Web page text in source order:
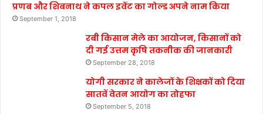
प्रणब और शिबनाथ ने कपल इवेंट का गोल्ड अपने नाम किया
September 1, 2018
रबी किसान मेले का आयोजन, किसानों को
दी गई उत्तम कृषि तकनीक की जानकारी
September 28, 2018
योगी सरकार ने कालेजों के शिक्षकों को दिया
सातवें वेतन आयोग का तोहफा
September 5, 2018